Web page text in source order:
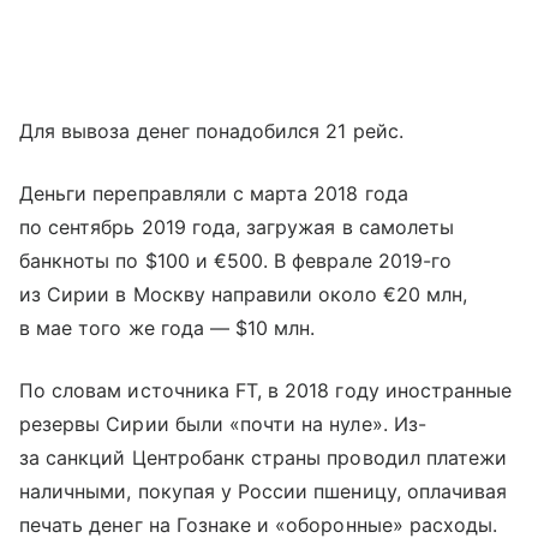
Для вывоза денег понадобился 21 рейс.
Деньги переправляли с марта 2018 года
по сентябрь 2019 года, загружая в самолеты
банкноты по $100 и €500. В феврале 2019-го
из Сирии в Москву направили около €20 млн,
в мае того же года — $10 млн.
По словам источника FT, в 2018 году иностранные
резервы Сирии были «почти на нуле». Из-
за санкций Центробанк страны проводил платежи
наличными, покупая у России пшеницу, оплачивая
печать денег на Гознаке и «оборонные» расходы.